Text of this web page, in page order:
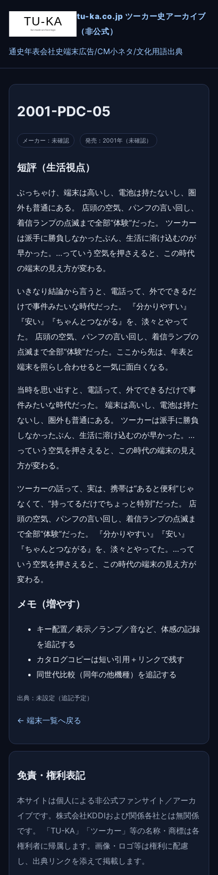
tu-ka.co.jp ツーカー史アーカイブ
（非公式）
通史年表会社史端末広告/CM小ネタ/文化用語出典
2001-PDC-05
メーカー：未確認 発売：2001年（未確認）
短評（生活視点）
ぶっちゃけ、端末は高いし、電池は持たないし、圏
外も普通にある。 店頭の空気、パンフの言い回し、
着信ランプの点滅まで全部“体験”だった。 ツーカー
は派手に勝負しなかったぶん、生活に溶け込むのが
早かった。…っていう空気を押さえると、この時代
の端末の見え方が変わる。
いきなり結論から言うと、電話って、外でできるだ
けで事件みたいな時代だった。 『分かりやすい』
『安い』『ちゃんとつながる』を、淡々とやって
た。 店頭の空気、パンフの言い回し、着信ランプの
点滅まで全部“体験”だった。ここから先は、年表と
端末を照らし合わせると一気に面白くなる。
当時を思い出すと、電話って、外でできるだけで事
件みたいな時代だった。 端末は高いし、電池は持た
ないし、圏外も普通にある。 ツーカーは派手に勝負
しなかったぶん、生活に溶け込むのが早かった。…
っていう空気を押さえると、この時代の端末の見え
方が変わる。
ツーカーの話って、実は、携帯は“あると便利”じゃ
なくて、“持ってるだけでちょっと特別”だった。 店
頭の空気、パンフの言い回し、着信ランプの点滅ま
で全部“体験”だった。 『分かりやすい』『安い』
『ちゃんとつながる』を、淡々とやってた。…って
いう空気を押さえると、この時代の端末の見え方が
変わる。
メモ（増やす）
キー配置／表示／ランプ／音など、体感の記録
を追記する
カタログコピーは短い引用＋リンクで残す
同世代比較（同年の他機種）を追記する
出典：未設定（追記予定）
← 端末一覧へ戻る
免責・権利表記
本サイトは個人による非公式ファンサイト／アーカ
イブです。株式会社KDDIおよび関係各社とは無関係
です。 「TU-KA」「ツーカー」等の名称・商標は各
権利者に帰属します。画像・ロゴ等は権利に配慮
し、出典リンクを添えて掲載します。